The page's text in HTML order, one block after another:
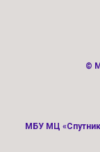
©
МБУ МЦ